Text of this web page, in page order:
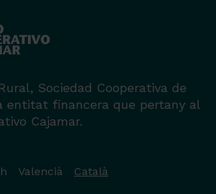
Sociedad Cooperativa de
entitat financera que pertany al
Cajamar.
Valencià Català